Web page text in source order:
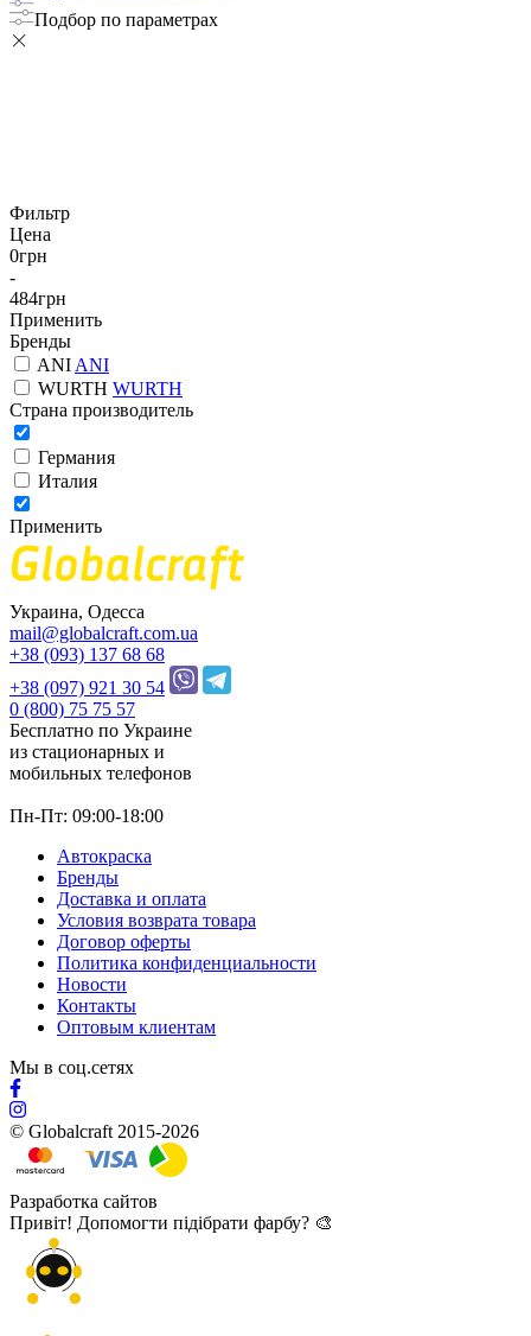
Подбор по параметрах
Фильтр
Цена
0грн
-
484грн
Применить
Бренды
ANI ANI
WURTH WURTH
Страна производитель
Германия
Италия
Применить
Украина, Одесса
mail@globalcraft.com.ua
+38 (093) 137 68 68
+38 (097) 921 30 54
0 (800) 75 75 57
Бесплатно по Украине
из стационарных и
мобильных телефонов
Пн-Пт: 09:00-18:00
Автокраска
Бренды
Доставка и оплата
Условия возврата товара
Договор оферты
Политика конфиденциальности
Новости
Контакты
Оптовым клиентам
Мы в соц.сетях
© Globalcraft 2015-2026
Разработка сайтов
Привіт! Допомогти підібрати фарбу? 🎨